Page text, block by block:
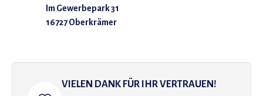
Im Gewerbepark 31
16727 Oberkrämer
VIELEN DANK FÜR IHR VERTRAUEN!